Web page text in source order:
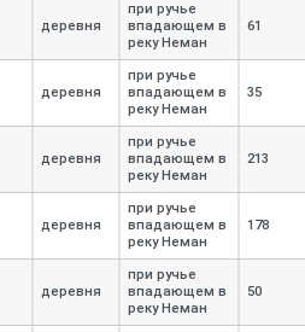
деревня
при ручье
впадающем в
реку Неман
61
деревня
при ручье
впадающем в
реку Неман
35
деревня
при ручье
впадающем в
реку Неман
213
деревня
при ручье
впадающем в
реку Неман
178
деревня
при ручье
впадающем в
реку Неман
50